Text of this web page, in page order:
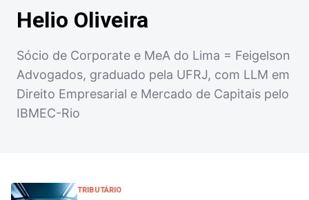
Helio Oliveira
Sócio de Corporate e MeA do Lima = Feigelson
Advogados, graduado pela UFRJ, com LLM em
Direito Empresarial e Mercado de Capitais pelo
IBMEC-Rio
TRIBUTÁRIO